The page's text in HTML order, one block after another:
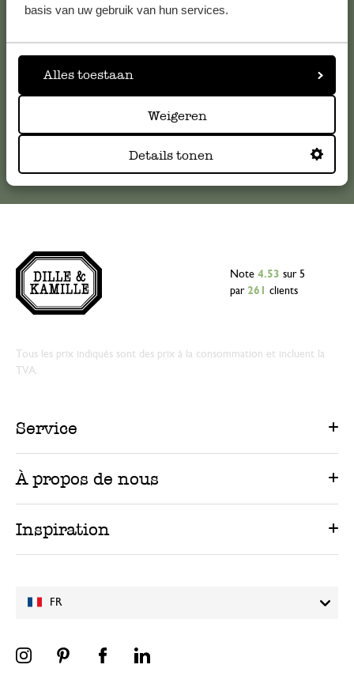
basis van uw gebruik van hun services.
Alles toestaan
Weigeren
Details tonen
veuillez contacter notre service clientèle. Ou retrouvez ici
serviceclientele@dille-kamille.com
FR
Note 4.53 sur 5
par 261 clients
Tous les prix indiqués sont des prix à la consommation et incluent la
TVA.
Service
À propos de nous
Inspiration